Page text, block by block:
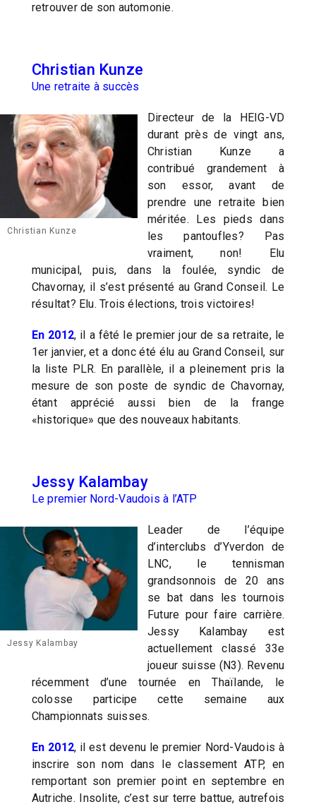
retrouver de son automonie.
Christian Kunze
Une retraite à succès
Christian Kunze
Directeur de la HEIG-VD
durant près de vingt ans,
Christian Kunze a
contribué grandement à
son essor, avant de
prendre une retraite bien
méritée. Les pieds dans
les pantoufles? Pas
vraiment, non! Elu
municipal, puis, dans la foulée, syndic de
Chavornay, il s’est présenté au Grand Conseil. Le
résultat? Elu. Trois élections, trois victoires!
En 2012, il a fêté le premier jour de sa retraite, le
1er janvier, et a donc été élu au Grand Conseil, sur
la liste PLR. En parallèle, il a pleinement pris la
mesure de son poste de syndic de Chavornay,
étant apprécié aussi bien de la frange
«historique» que des nouveaux habitants.
Jessy Kalambay
Le premier Nord-Vaudois à l’ATP
Jessy Kalambay
Leader de l’équipe
d’interclubs d’Yverdon de
LNC, le tennisman
grandsonnois de 20 ans
se bat dans les tournois
Future pour faire carrière.
Jessy Kalambay est
actuellement classé 33e
joueur suisse (N3). Revenu
récemment d’une tournée en Thaïlande, le
colosse participe cette semaine aux
Championnats suisses.
En 2012, il est devenu le premier Nord-Vaudois à
inscrire son nom dans le classement ATP, en
remportant son premier point en septembre en
Autriche. Insolite, c’est sur terre battue, autrefois